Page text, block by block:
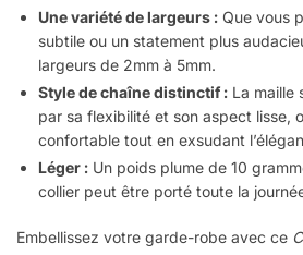
Une variété de largeurs : Que vous
subtile ou un statement plus
largeurs de 2mm à 5mm.
Style de chaîne distinctif : La maille
par sa flexibilité et son aspect lisse,
confortable tout en exsudant
Léger : Un poids plume de 10
collier peut être porté toute la
Embellissez votre garde-robe avec ce